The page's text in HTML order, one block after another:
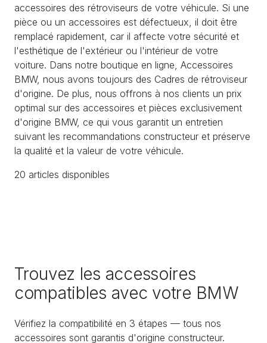
accessoires des rétroviseurs de votre véhicule. Si une
pièce ou un accessoires est défectueux, il doit être
remplacé rapidement, car il affecte votre sécurité et
l'esthétique de l'extérieur ou l'intérieur de votre
voiture. Dans notre boutique en ligne, Accessoires
BMW, nous avons toujours des Cadres de rétroviseur
d'origine. De plus, nous offrons à nos clients un prix
optimal sur des accessoires et pièces exclusivement
d'origine BMW, ce qui vous garantit un entretien
suivant les recommandations constructeur et préserve
la qualité et la valeur de votre véhicule.
20 articles disponibles
Trouvez les accessoires
compatibles avec votre BMW
Vérifiez la compatibilité en 3 étapes — tous nos
accessoires sont garantis d'origine constructeur.